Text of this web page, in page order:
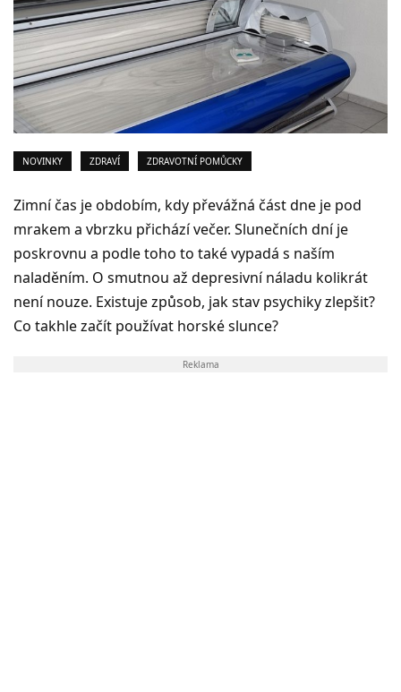
NOVINKY ZDRAVÍ ZDRAVOTNÍ POMŮCKY
Zimní čas je obdobím, kdy převážná část dne je pod
mrakem a vbrzku přichází večer. Slunečních dní je
poskrovnu a podle toho to také vypadá s naším
naladěním. O smutnou až depresivní náladu kolikrát
není nouze. Existuje způsob, jak stav psychiky zlepšit?
Co takhle začít používat horské slunce?
Reklama